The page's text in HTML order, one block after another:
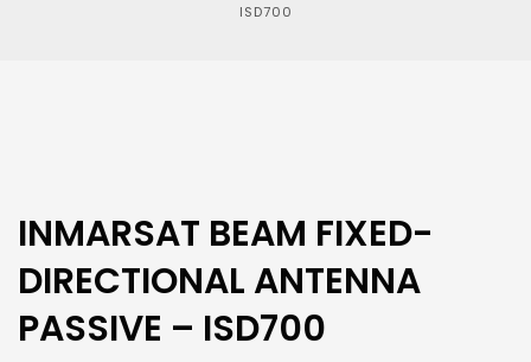
ISD700
INMARSAT BEAM FIXED-
DIRECTIONAL ANTENNA
PASSIVE – ISD700